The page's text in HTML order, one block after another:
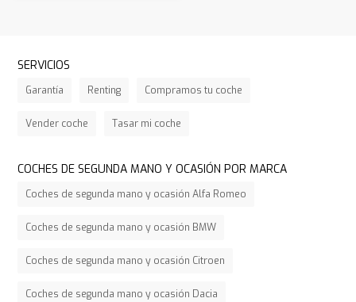
SERVICIOS
Garantía Renting Compramos tu coche
Vender coche Tasar mi coche
COCHES DE SEGUNDA MANO Y OCASIÓN POR MARCA
Coches de segunda mano y ocasión Alfa Romeo
Coches de segunda mano y ocasión BMW
Coches de segunda mano y ocasión Citroen
Coches de segunda mano y ocasión Dacia